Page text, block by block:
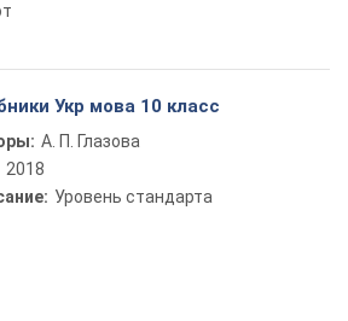
Укр мова 10 класс
А. П. Глазова
2018
Уровень стандарта